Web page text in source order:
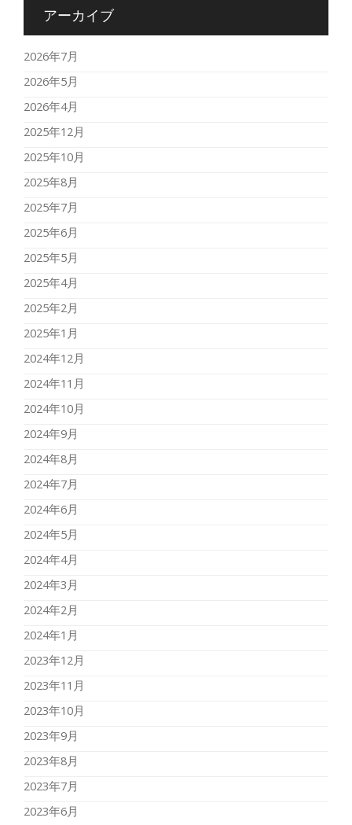
アーカイブ
2026年7月
2026年5月
2026年4月
2025年12月
2025年10月
2025年8月
2025年7月
2025年6月
2025年5月
2025年4月
2025年2月
2025年1月
2024年12月
2024年11月
2024年10月
2024年9月
2024年8月
2024年7月
2024年6月
2024年5月
2024年4月
2024年3月
2024年2月
2024年1月
2023年12月
2023年11月
2023年10月
2023年9月
2023年8月
2023年7月
2023年6月